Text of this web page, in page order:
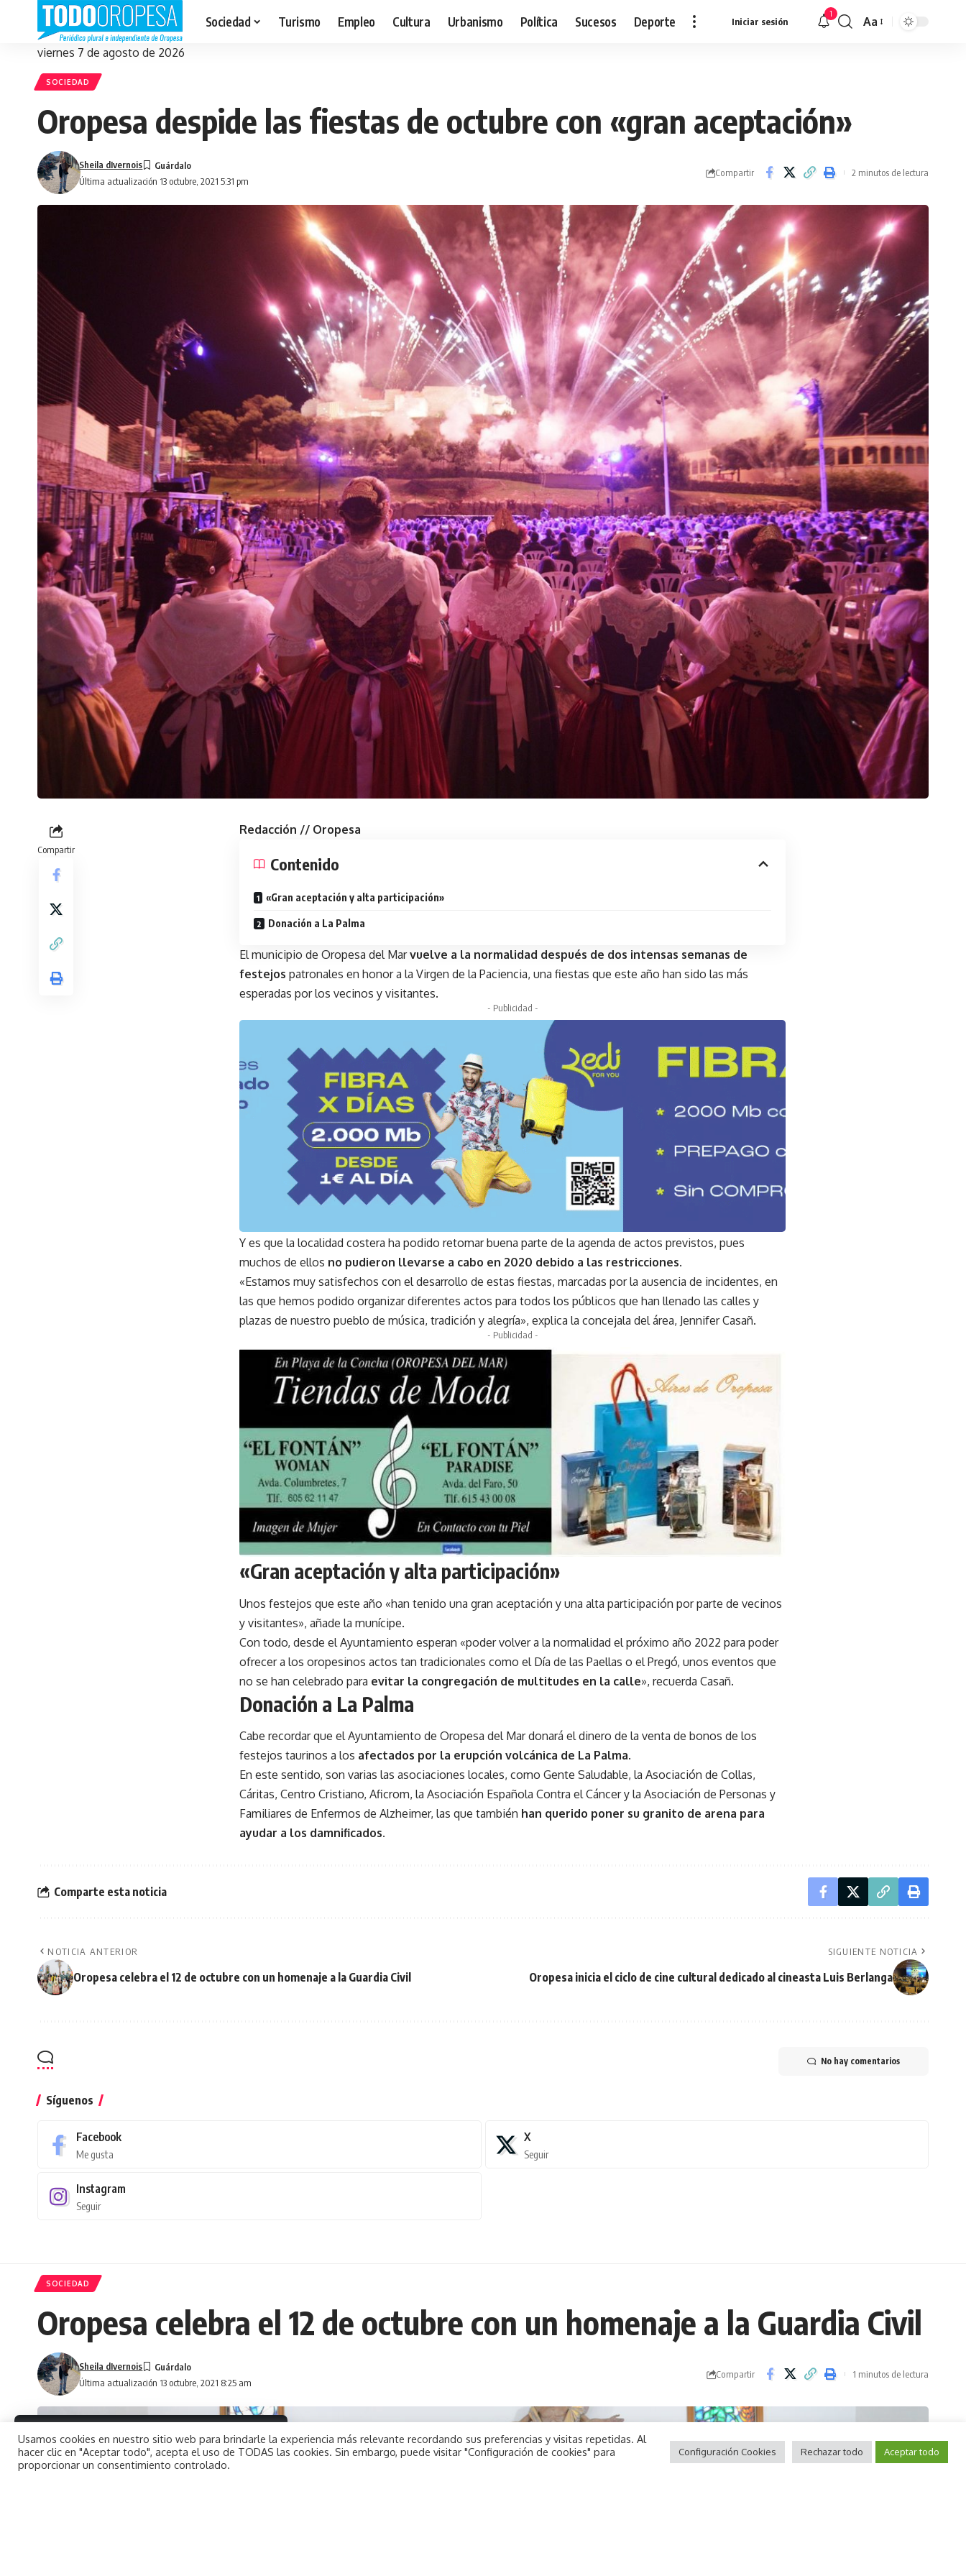
By using this site, you agree to the
Privacy Policy andTerms of Use.
Aceptar
Sociedad Turismo Empleo Cultura Urbanismo Política Sucesos Deporte Iniciar sesión
1
Redimensionar
Aa
viernes 7 de agosto de 2026
SOCIEDAD
Oropesa despide las fiestas de octubre con «gran aceptación»
Última actualización 13 octubre, 2021 5:31 pm
Sheila dIvernois
Compartir 2 minutos de lectura
Compartir
Redacción // Oropesa
Contenido
«Gran aceptación y alta participación»
Donación a La Palma
El municipio de Oropesa del Marvuelve a la normalidad después de dos intensas semanas de
festejos patronales en honor a la Virgen de la Paciencia, una fiestas que este año han sido las más
esperadas por los vecinos y visitantes.
- Publicidad -
Y es que la localidad costera ha podido retomar buena parte de la agenda de actos previstos, pues
muchos de ellos no pudieron llevarse a cabo en 2020 debido a las restricciones.
«Estamos muy satisfechos con el desarrollo de estas fiestas, marcadas por la ausencia de incidentes, en
las que hemos podido organizar diferentes actos para todos los públicos que han llenado las calles y
plazas de nuestro pueblo de música, tradición y alegría», explica la concejala del área, Jennifer Casañ.
- Publicidad -
«Gran aceptación y alta participación»
Unos festejos que este año «han tenido una gran aceptación y una alta participación por parte de vecinos
y visitantes», añade la munícipe.
Con todo, desde el Ayuntamiento esperan «poder volver a la normalidad el próximo año 2022 para poder
ofrecer a los oropesinos actos tan tradicionales como el Día de las Paellas o el Pregó, unos eventos que
no se han celebrado para evitar la congregación de multitudes en la calle», recuerda Casañ.
Donación a La Palma
Cabe recordar que el Ayuntamiento de Oropesa del Mar donará el dinero de la venta de bonos de los
festejos taurinos a los afectados por la erupción volcánica de La Palma.
En este sentido, son varias las asociaciones locales, como Gente Saludable, la Asociación de Collas,
Cáritas, Centro Cristiano, Aficrom, la Asociación Española Contra el Cáncer y la Asociación de Personas y
Familiares de Enfermos de Alzheimer, las que también han querido poner su granito de arena para
ayudar a los damnificados.
Comparte esta noticia
NOTICIA ANTERIOR
Oropesa celebra el 12 de octubre con un homenaje a la Guardia Civil
SIGUIENTE NOTICIA
Oropesa inicia el ciclo de cine cultural dedicado al cineasta Luis Berlanga
No hay comentarios
Síguenos
Facebook
Me gusta
X
Seguir
Instagram
Seguir
SOCIEDAD
Oropesa celebra el 12 de octubre con un homenaje a la Guardia Civil
Última actualización 13 octubre, 2021 8:25 am
Sheila dIvernois
Compartir 1 minutos de lectura
Usamos cookies en nuestro sitio web para brindarle la experiencia más relevante recordando sus preferencias y visitas repetidas. Al
hacer clic en "Aceptar todo", acepta el uso de TODAS las cookies. Sin embargo, puede visitar "Configuración de cookies" para
proporcionar un consentimiento controlado.
Configuración Cookies Rechazar todo Aceptar todo